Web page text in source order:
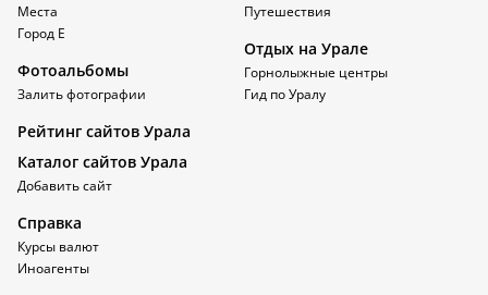
Места
Город Е
Фотоальбомы
Залить фотографии
Путешествия
Отдых на Урале
Горнолыжные центры
Гид по Уралу
Рейтинг сайтов Урала
Каталог сайтов Урала
Добавить сайт
Справка
Курсы валют
Иноагенты